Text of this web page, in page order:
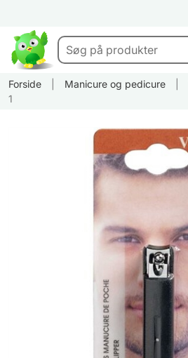
Forside Manicure og pedicure
1